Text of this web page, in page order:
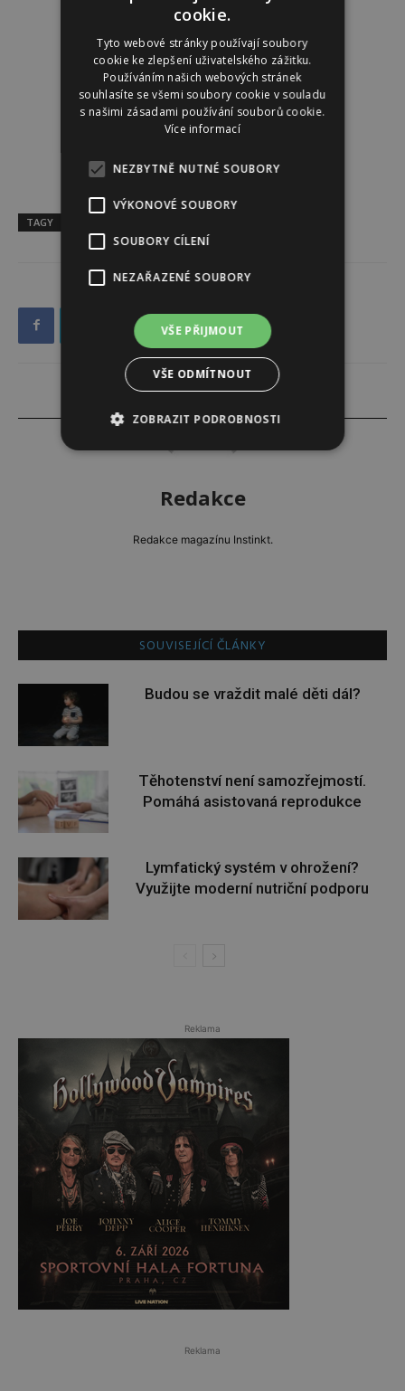
TAGY
Redakce
Redakce magazínu Instinkt.
SOUVISEJÍCÍ ČLÁNKY
Budou se vraždit malé děti dál?
Těhotenství není samozřejmostí.
Pomáhá asistovaná reprodukce
Lymfatický systém v ohrožení?
Využijte moderní nutriční podporu
Reklama
Reklama
cookie.
Tyto webové stránky používají soubory
cookie ke zlepšení uživatelského zážitku.
Používáním našich webových stránek
souhlasíte se všemi soubory cookie v souladu
s našimi zásadami používání souborů cookie.
Více informací
NEZBYTNĚ NUTNÉ SOUBORY
VÝKONOVÉ SOUBORY
SOUBORY CÍLENÍ
NEZAŘAZENÉ SOUBORY
VŠE PŘIJMOUT
VŠE ODMÍTNOUT
ZOBRAZIT PODROBNOSTI